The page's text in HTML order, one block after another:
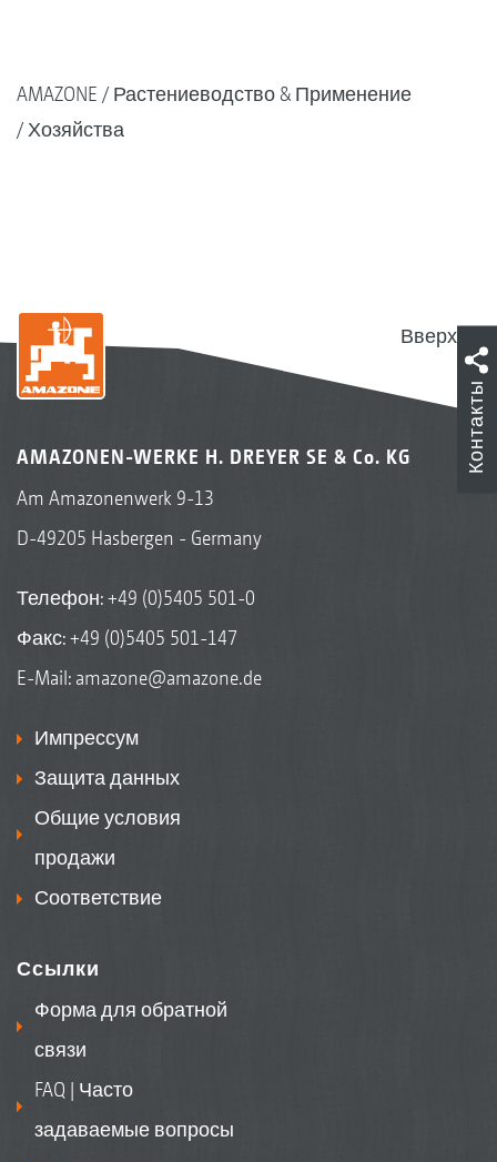
AMAZONE
Растениеводство & Применение
Хозяйства
Вверх
AMAZONEN-WERKE H. DREYER SE & Co. KG
Am Amazonenwerk 9-13
D-49205 Hasbergen - Germany
Телефон:+49 (0)5405 501-0
Факс: +49 (0)5405 501-147
E-Mail: amazone@amazone.de
Импрессум
Защита данных
Общие условия
продажи
Соответствие
Ссылки
Форма для обратной
связи
FAQ | Часто
задаваемые вопросы
Контакты